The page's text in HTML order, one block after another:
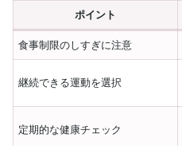
ポイント
食事制限のしすぎに注意
継続できる運動を選択
定期的な健康チェック